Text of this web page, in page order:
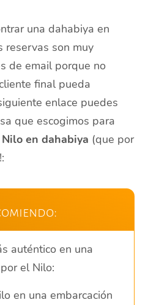
una dahabiya en
reservas son muy
de email porque no
final pueda
enlace puedes
que escogimos para
en dahabiya (que por
auténtico en una
el Nilo:
en una embarcación